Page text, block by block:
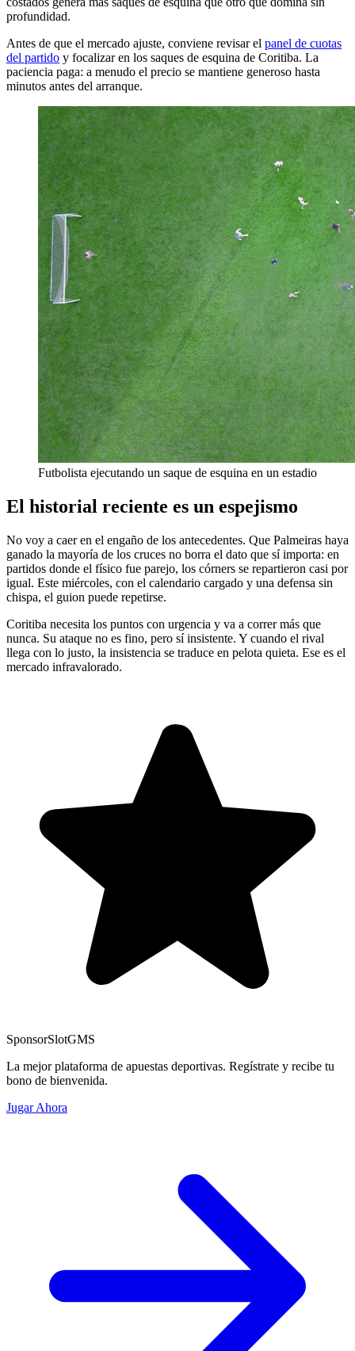
profundidad.
Antes de que el mercado ajuste, conviene revisar el panel de cuotas
del partido y focalizar en los saques de esquina de Coritiba. La
paciencia paga: a menudo el precio se mantiene generoso hasta
minutos antes del arranque.
Futbolista ejecutando un saque de esquina en un estadio
El historial reciente es un espejismo
No voy a caer en el engaño de los antecedentes. Que Palmeiras haya
ganado la mayoría de los cruces no borra el dato que sí importa: en
partidos donde el físico fue parejo, los córners se repartieron casi por
igual. Este miércoles, con el calendario cargado y una defensa sin
chispa, el guion puede repetirse.
Coritiba necesita los puntos con urgencia y va a correr más que
nunca. Su ataque no es fino, pero sí insistente. Y cuando el rival
llega con lo justo, la insistencia se traduce en pelota quieta. Ese es el
mercado infravalorado.
SponsorSlotGMS
La mejor plataforma de apuestas deportivas. Regístrate y recibe tu
bono de bienvenida.
Jugar Ahora